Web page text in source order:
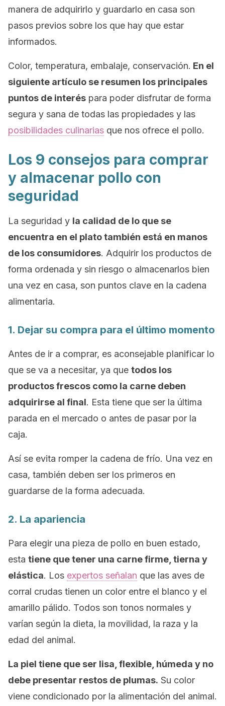
manera de adquirirlo y guardarlo en casa son
pasos previos sobre los que hay que estar
informados.
Color, temperatura, embalaje, conservación. En el
siguiente artículo se resumen los principales
puntos de interés para poder disfrutar de forma
segura y sana de todas las propiedades y las
posibilidades culinarias que nos ofrece el pollo.
Los 9 consejos para comprar
y almacenar pollo con
seguridad
La seguridad y la calidad de lo que se
encuentra en el plato también está en manos
de los consumidores. Adquirir los productos de
forma ordenada y sin riesgo o almacenarlos bien
una vez en casa, son puntos clave en la cadena
alimentaria.
1. Dejar su compra para el último momento
Antes de ir a comprar, es aconsejable planificar lo
que se va a necesitar, ya que todos los
productos frescos como la carne deben
adquirirse al final. Esta tiene que ser la última
parada en el mercado o antes de pasar por la
caja.
Así se evita romper la cadena de frío. Una vez en
casa, también deben ser los primeros en
guardarse de la forma adecuada.
2. La apariencia
Para elegir una pieza de pollo en buen estado,
esta tiene que tener una carne firme, tierna y
elástica. Los expertos señalan que las aves de
corral crudas tienen un color entre el blanco y el
amarillo pálido. Todos son tonos normales y
varían según la dieta, la movilidad, la raza y la
edad del animal.
La piel tiene que ser lisa, flexible, húmeda y no
debe presentar restos de plumas. Su color
viene condicionado por la alimentación del animal.